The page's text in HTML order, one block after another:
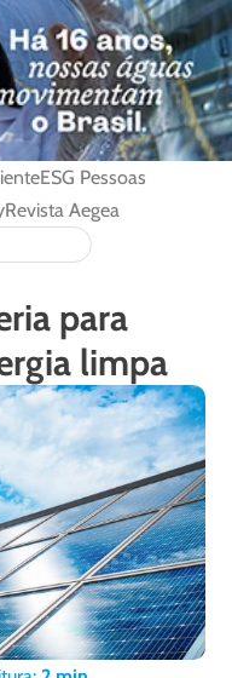
ESG Pessoas
Revista Aegea
para
limpa